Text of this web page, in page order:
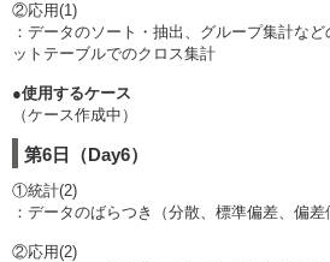
②応用(1)
：データのソート・抽出、グループ集計な
ットテーブルでのクロス集計
●使用するケース
（ケース作成中）
第6日（Day6）
①統計(2)
：データのばらつき（分散、標準偏差、偏差
②応用(2)